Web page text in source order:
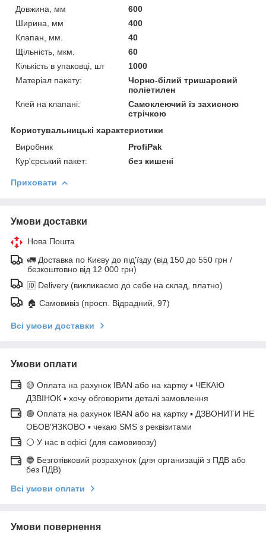
Довжина, мм
600
Ширина, мм
400
Клапан, мм.
40
Щільність, мкм.
60
Кількість в упаковці, шт
1000
Матеріал пакету:
Чорно-білий тришаровий
поліетилен
Клей на клапані:
Самоклеючий із захисною
стрічкою
Користувальницькі характеристики
Виробник
ProfiPak
Кур'єрський пакет:
без кишені
Приховати
Умови доставки
Нова Пошта
🚛 Доставка по Києву до під'їзду (від 150 до 550 грн /
безкоштовно від 12 000 грн)
🆔 Delivery (викликаємо до себе на склад, платно)
🏠 Самовивіз (просп. Відрадний, 97)
Всі умови доставки
Умови оплати
🟡 Оплата на рахунок IBAN або на картку ▪ ЧЕКАЮ
ДЗВІНОК ▪ хочу обговорити деталі замовлення
🟢 Оплата на рахунок IBAN або на картку ▪ ДЗВОНИТИ НЕ
ОБОВ'ЯЗКОВО ▪ чекаю SMS з реквізитами
⚪ У нас в офісі (для самовивозу)
🔵 Безготівковий розрахунок (для организацій з ПДВ або
без ПДВ)
Всі умови оплати
Умови повернення